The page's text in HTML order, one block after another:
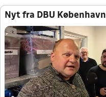
Nyt fra DBU København